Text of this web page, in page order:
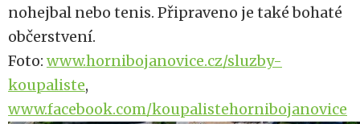
nohejbal nebo tenis. Připraveno je také bohaté
občerstvení.
Foto: www.hornibojanovice.cz/sluzby-
koupaliste,
www.facebook.com/koupalistehornibojanovice